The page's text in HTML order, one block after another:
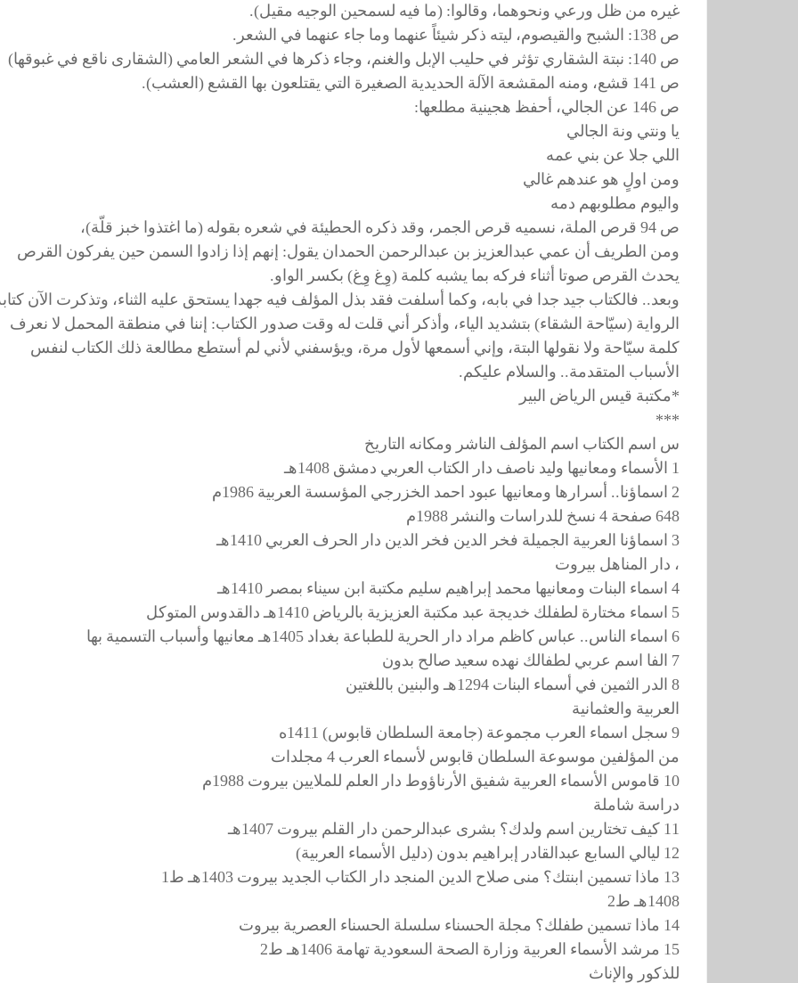
غيره من ظل ورعي ونحوهما، وقالوا: (ما فيه لسمحين الوجيه مقيل).
ص 138: الشبح والقيصوم، ليته ذكر شيئاً عنهما وما جاء عنهما في الشعر.
ص 140: نبتة الشقاري تؤثر في حليب الإبل والغنم، وجاء ذكرها في الشعر العامي (الشقارى ناقع في غبوقها)
ص 141 قشع، ومنه المقشعة الآلة الحديدية الصغيرة التي يقتلعون بها القشع (العشب).
ص 146 عن الجالي، أحفظ هجينية مطلعها:
يا ونتي ونة الجالي
اللي جلا عن بني عمه
ومن اولٍ هو عندهم غالي
واليوم مطلوبهم دمه
ص 94 قرص الملة، نسميه قرص الجمر، وقد ذكره الحطيئة في شعره بقوله (ما اغتذوا خبز قلّة)،
ومن الطريف أن عمي عبدالعزيز بن عبدالرحمن الحمدان يقول: إنهم إذا زادوا السمن حين يفركون القرص
يحدث القرص صوتا أثناء فركه بما يشبه كلمة (وِغ وِغ) بكسر الواو.
وبعد.. فالكتاب جيد جدا في بابه، وكما أسلفت فقد بذل المؤلف فيه جهدا يستحق عليه الثناء، وتذكرت الآن
الرواية (سيّاحة الشقاء) بتشديد الياء، وأذكر أني قلت له وقت صدور الكتاب: إننا في منطقة المحمل لا نعرف
كلمة سيّاحة ولا نقولها البتة، وإني أسمعها لأول مرة، ويؤسفني لأني لم أستطع مطالعة ذلك الكتاب لنفس
الأسباب المتقدمة.. والسلام عليكم.
*مكتبة قيس الرياض البير
***
س اسم الكتاب اسم المؤلف الناشر ومكانه التاريخ
1 الأسماء ومعانيها وليد ناصف دار الكتاب العربي دمشق 1408هـ
2 اسماؤنا.. أسرارها ومعانيها عبود احمد الخزرجي المؤسسة العربية 1986م
648 صفحة 4 نسخ للدراسات والنشر 1988م
3 اسماؤنا العربية الجميلة فخر الدين فخر الدين دار الحرف العربي 1410هـ
، دار المناهل بيروت
4 اسماء البنات ومعانيها محمد إبراهيم سليم مكتبة ابن سيناء بمصر 1410هـ
5 اسماء مختارة لطفلك خديجة عبد مكتبة العزيزية بالرياض 1410هـ دالقدوس المتوكل
6 اسماء الناس.. عباس كاظم مراد دار الحرية للطباعة بغداد 1405هـ معانيها وأسباب التسمية بها
7 الفا اسم عربي لطفالك نهده سعيد صالح بدون
8 الدر الثمين في أسماء البنات 1294هـ والبنين باللغتين
العربية والعثمانية
9 سجل اسماء العرب مجموعة (جامعة السلطان قابوس) 1411ه
من المؤلفين موسوعة السلطان قابوس لأسماء العرب 4 مجلدات
10 قاموس الأسماء العربية شفيق الأرناؤوط دار العلم للملايين بيروت 1988م
دراسة شاملة
11 كيف تختارين اسم ولدك؟ بشرى عبدالرحمن دار القلم بيروت 1407هـ
12 ليالي السابع عبدالقادر إبراهيم بدون (دليل الأسماء العربية)
13 ماذا تسمين ابنتك؟ منى صلاح الدين المنجد دار الكتاب الجديد بيروت 1403هـ ط1
1408هـ ط2
14 ماذا تسمين طفلك؟ مجلة الحسناء سلسلة الحسناء العصرية بيروت
15 مرشد الأسماء العربية وزارة الصحة السعودية تهامة 1406هـ ط2
للذكور والإناث